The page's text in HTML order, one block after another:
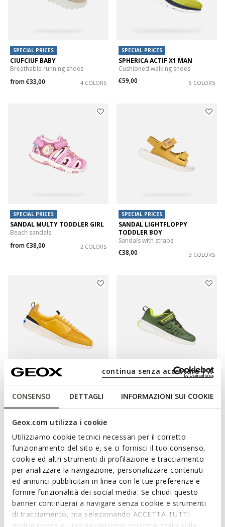
CONSENSO DETTAGLI INFORMAZIONI SUI COOKIE
Geox.com utilizza i cookie
Utilizziamo cookie tecnici necessari per il corretto
funzionamento del sito e, se ci fornisci il tuo consenso,
cookie ed altri strumenti di profilazione e tracciamento
per analizzare la navigazione, personalizzare contenuti
ed annunci pubblicitari in linea con le tue preferenze e
fornire funzionalità dei social media. Se chiudi questo
banner continuerai a navigare senza cookie e strumenti
di tracciamento, ma selezionando ACCETTA TUTTI
continua senza accettare | X
SPECIAL PRICES
CIUFCIUF BABY
Breathable running shoes
from€33,00 4 COLORS
SPECIAL PRICES
SPHERICA ACTIF X1 MAN
Cushioned walking shoes
€59,00
6 COLORS
SPECIAL PRICES
SANDAL MULTY TODDLER GIRL
Beach sandals
from€38,00 2 COLORS
SPECIAL PRICES
SANDAL LIGHTFLOPPY
TODDLER BOY
Sandals with straps
€38,00
3 COLORS
SPECIAL PRICES
GXRN-02 MAN
5 COLORS
SPECIAL PRICES
FOOT-RUN JUNIOR